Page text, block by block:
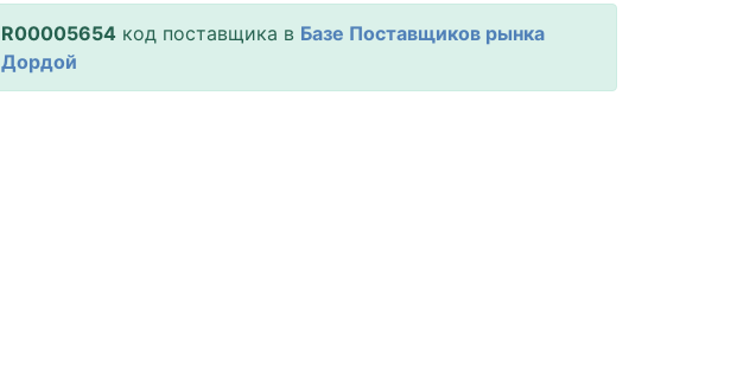
R00005654 код поставщика в Базе Поставщиков рынка
Дордой